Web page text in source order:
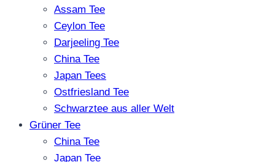
Assam Tee
Ceylon Tee
Darjeeling Tee
China Tee
Japan Tees
Ostfriesland Tee
Schwarztee aus aller Welt
Grüner Tee
China Tee
Japan Tee